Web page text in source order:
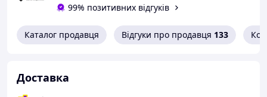
99% позитивних відгуків
Каталог продавця Відгуки про продавця 133
Доставка